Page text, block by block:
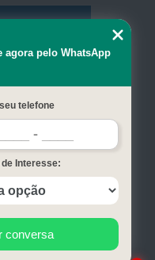
agora pelo WhatsApp
telefone
Interesse:
conversa